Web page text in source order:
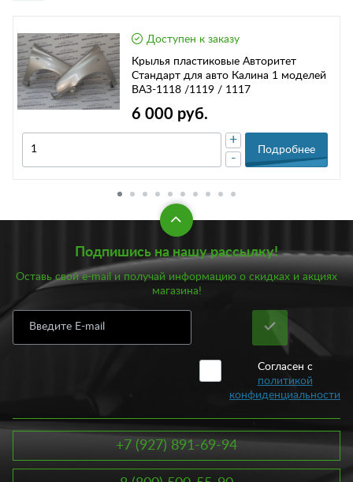
Доступен к заказу
Крылья пластиковые Авторитет
Стандарт для авто Калина 1 моделей
ВАЗ-1118 /1119 / 1117
6 000 руб.
-
+
Подробнее
Подпишись на нашу рассылку!
Оставь свой e-mail и получай информацию о скидках и акциях
магазина!
Согласен с
политикой
конфиденциальности
+7 (927) 891-69-94